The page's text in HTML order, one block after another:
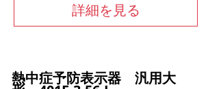
詳細を見る
熱中症予防表示器 汎用大